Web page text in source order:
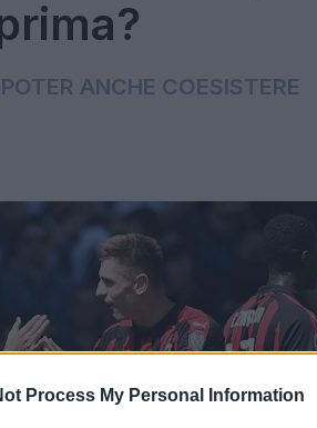
Process My Personal Information
ANCHE COESISTERE